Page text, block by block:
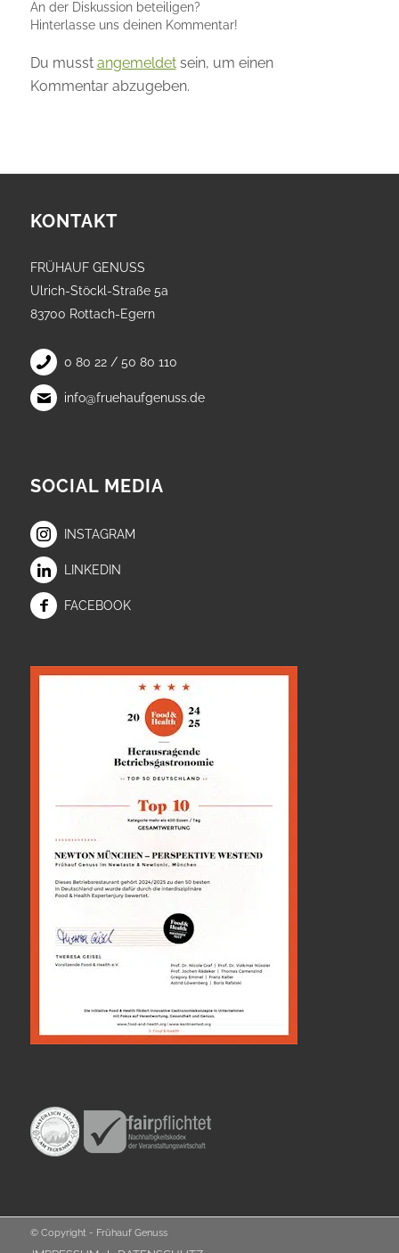
An der Diskussion beteiligen?
Hinterlasse uns deinen Kommentar!
Du musst angemeldetsein, um einen
Kommentar abzugeben.
KONTAKT
FRÜHAUF GENUSS
Ulrich-Stöckl-Straße 5a
83700 Rottach-Egern
0 80 22 / 50 80 110
info@fruehaufgenuss.de
SOCIAL MEDIA
INSTAGRAM
LINKEDIN
FACEBOOK
© Copyright - Frühauf Genuss